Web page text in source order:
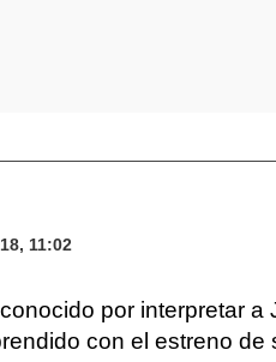
11:02
por interpretar a
con el estreno